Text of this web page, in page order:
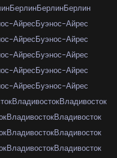
БерлинБерлинБерлин
АйресБуэнос-Айрес
АйресБуэнос-Айрес
АйресБуэнос-Айрес
АйресБуэнос-Айрес
АйресБуэнос-Айрес
ВладивостокВладивосток
ВладивостокВладивосток
ВладивостокВладивосток
ВладивостокВладивосток